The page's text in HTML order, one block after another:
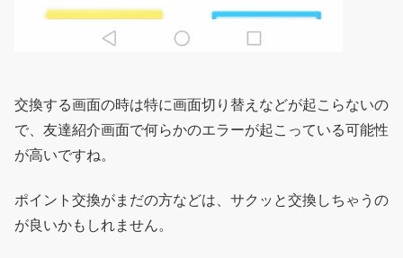
交換する画面の時は特に画面切り替えなどが起こらないの
で、友達紹介画面で何らかのエラーが起こっている可能性
が高いですね。
ポイント交換がまだの方などは、サクッと交換しちゃうの
が良いかもしれません。